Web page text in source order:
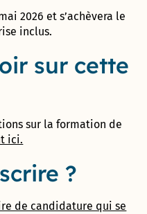
2026 et s’achèvera le
inclus.
sur cette
sur la formation de
ici.
?
de candidature qui se